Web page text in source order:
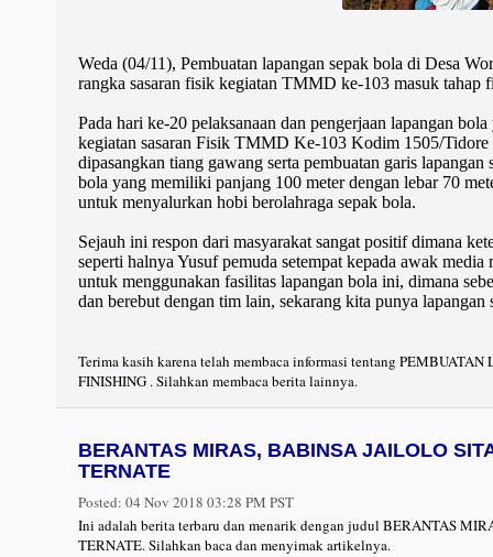
Weda (04/11), Pembuatan lapangan sepak bola di Desa
rangka sasaran fisik kegiatan TMMD ke-103 masuk tahap
Pada hari ke-20 pelaksanaan dan pengerjaan lapangan
kegiatan sasaran Fisik TMMD Ke-103 Kodim 1505/Tidore
dipasangkan tiang gawang serta pembuatan garis
bola yang memiliki panjang 100 meter dengan lebar 70
untuk menyalurkan hobi berolahraga sepak bola.
Sejauh ini respon dari masyarakat sangat positif dimana
seperti halnya Yusuf pemuda setempat kepada awak
untuk menggunakan fasilitas lapangan bola ini, dimana
dan berebut dengan tim lain, sekarang kita punya
Terima kasih karena telah membaca informasi tentang
FINISHING . Silahkan membaca berita lainnya.
BERANTAS MIRAS, BABINSA JAILOLO
TERNATE
Posted: 04 Nov 2018 03:28 PM PST
Ini adalah berita terbaru dan menarik dengan judul BERANTAS
TERNATE. Silahkan baca dan menyimak artikelnya.